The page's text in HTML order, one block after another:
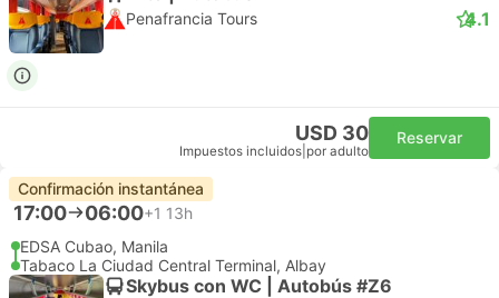
Penafrancia Tours 4.1
USD 30
Impuestos incluidos por adulto
Reservar
Confirmación instantánea
17:00 06:00+1 13h
EDSA Cubao, Manila
Tabaco La Ciudad Central Terminal, Albay
Skybus con WC | Autobús #Z6